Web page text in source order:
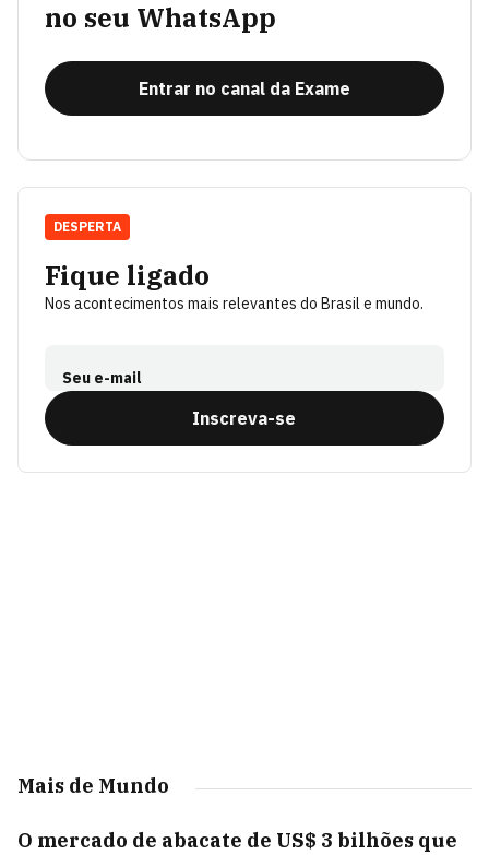
no seu WhatsApp
Entrar no canal da Exame
Fique ligado
Nos acontecimentos mais relevantes do Brasil e mundo.
Seu e-mail
Inscreva-se
DESPERTA
Mais de Mundo
O mercado de abacate de US$ 3 bilhões que